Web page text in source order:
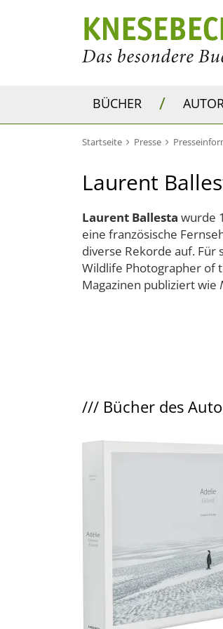
BÜCHER /
Startseite Presse
Laurent
Laurent Ballesta wurde
eine französische
diverse Rekorde auf.
Wildlife Photographer of
Magazinen publiziert wie
/// Bücher des